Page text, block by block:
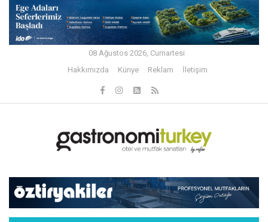
08 Ağustos 2026, Cumartesi
Hakkımızda
Künye Reklam İletişim